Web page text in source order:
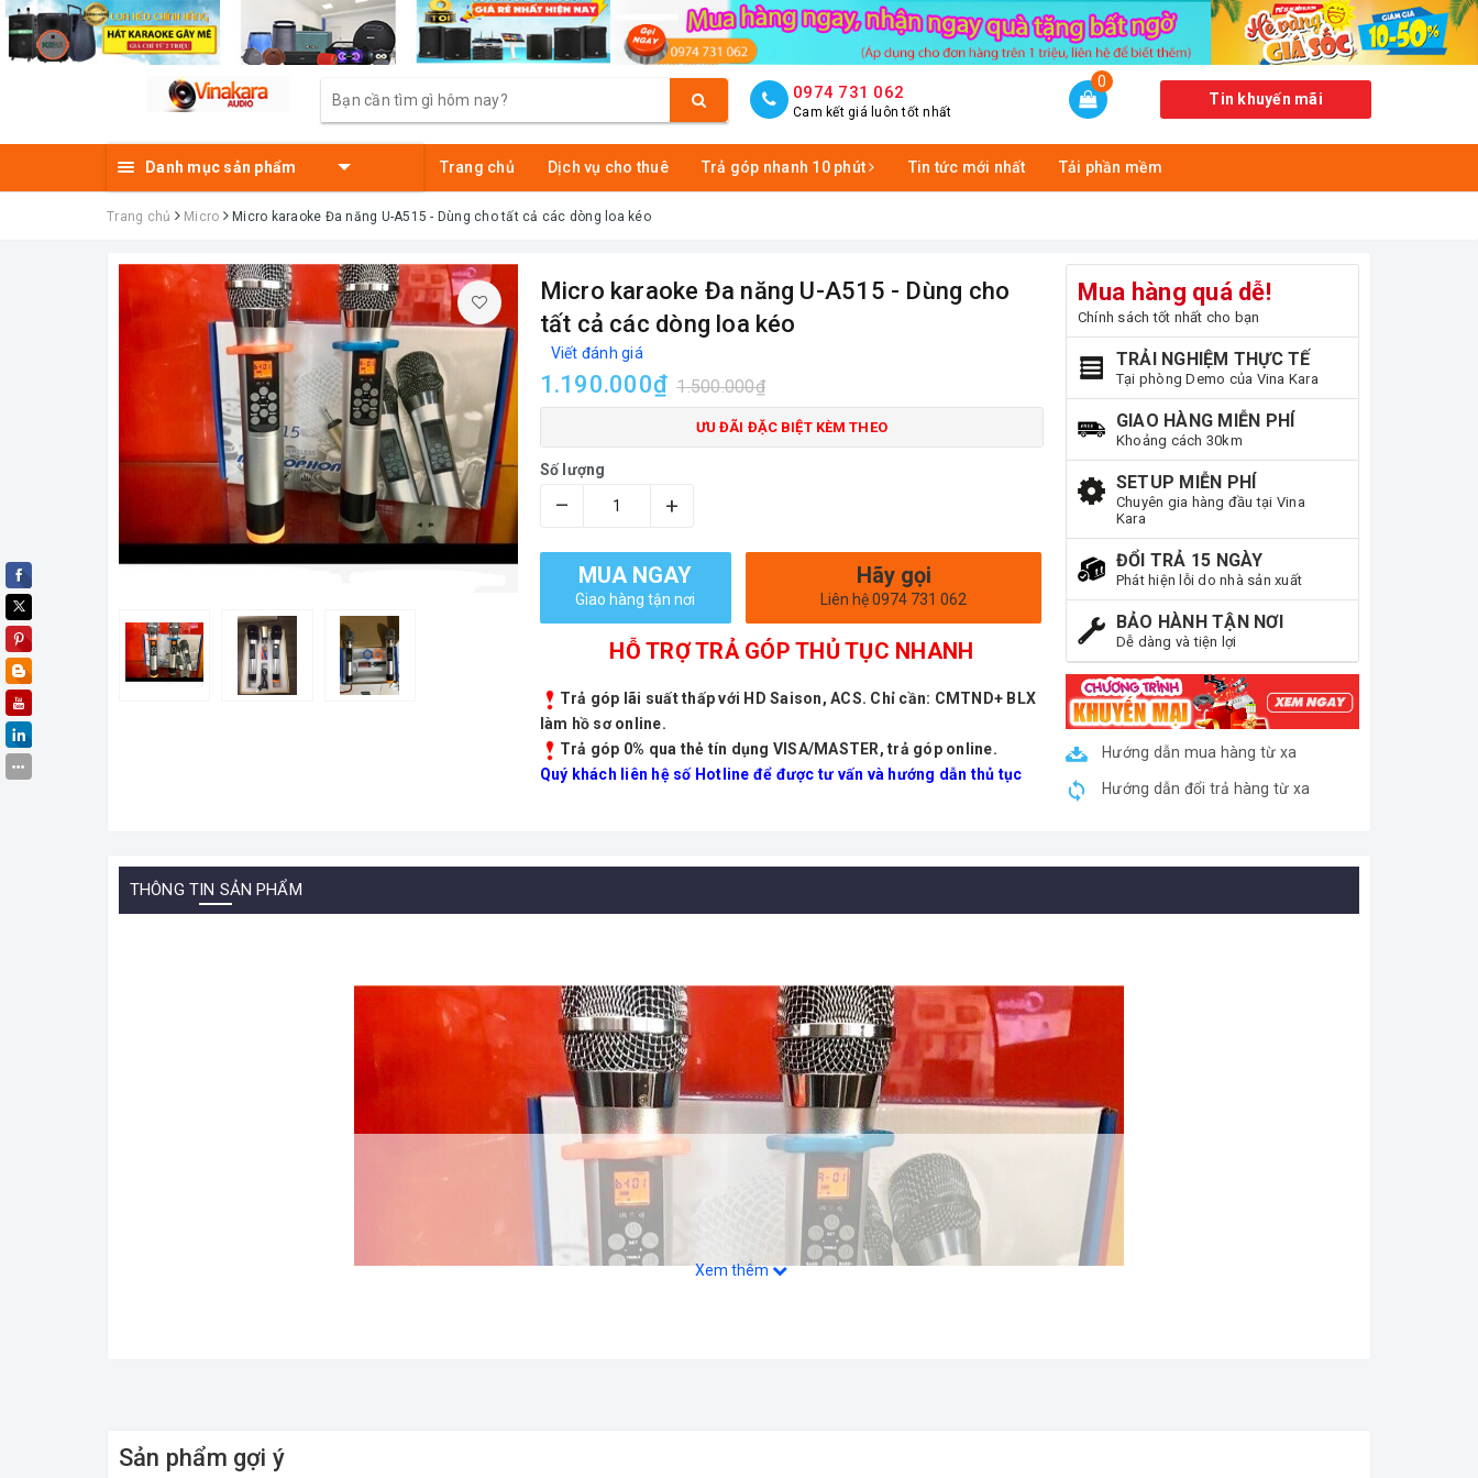
0974 731 062
Cam kết giá luôn tốt nhất
0
Tin khuyến mãi
Danh mục sản phẩm Trang chủ Dịch vụ cho thuê Trả góp nhanh 10 phút Tin tức mới nhất Tải phần mềm
Trang chủ Micro Micro karaoke Đa năng U-A515 - Dùng cho tất cả các dòng loa kéo
Micro karaoke Đa năng U-A515 - Dùng cho
tất cả các dòng loa kéo
Viết đánh giá
1.190.000₫ 1.500.000₫
ƯU ĐÃI ĐẶC BIỆT KÈM THEO
Số lượng
– +
MUA NGAY
Giao hàng tận nơi
Hãy gọi
Liên hệ 0974 731 062
HỖ TRỢ TRẢ GÓP THỦ TỤC NHANH
Trả góp lãi suất thấp với HD Saison, ACS. Chỉ cần: CMTND+ BLX
làm hồ sơ online.
Trả góp 0% qua thẻ tín dụng VISA/MASTER, trả góp online.
Quý khách liên hệ số Hotline để được tư vấn và hướng dẫn thủ tục
Mua hàng quá dễ!
Chính sách tốt nhất cho bạn
TRẢI NGHIỆM THỰC TẾ
Tại phòng Demo của Vina Kara
GIAO HÀNG MIỄN PHÍ
Khoảng cách 30km
SETUP MIỄN PHÍ
Chuyên gia hàng đầu tại Vina
Kara
ĐỔI TRẢ 15 NGÀY
Phát hiện lỗi do nhà sản xuất
BẢO HÀNH TẬN NƠI
Dễ dàng và tiện lợi
Hướng dẫn mua hàng từ xa
Hướng dẫn đổi trả hàng từ xa
THÔNG TIN SẢN PHẨM
Xem thêm
Sản phẩm gợi ý